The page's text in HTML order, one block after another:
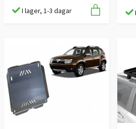
I lager, 1-3 dagar